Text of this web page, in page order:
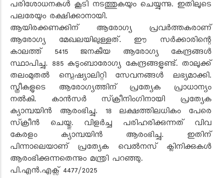
പരിശോധനകൾ കൂടി നടത്തുകയും ചെയ്യുന്നു. ഇതിലൂടെ
പലരേയും രക്ഷിക്കാനായി.
ആയിരക്കണക്കിന് ആരോഗ്യ പ്രവർത്തകരാണ്
ആരോഗ്യ മേഖലയിലുള്ളത്. ഈ സർക്കാരിന്റെ
കാലത്ത് 5415 ജനകീയ ആരോഗ്യ കേന്ദ്രങ്ങൾ
സ്ഥാപിച്ചു. 885 കുടുംബാരോഗ്യ കേന്ദ്രങ്ങളുണ്ട്. താലൂക്ക്
തലംമുതൽ സ്പെഷ്യാലിറ്റി സേവനങ്ങൾ ലഭ്യമാക്കി.
സ്ത്രീകളുടെ ആരോഗ്യത്തിന് പ്രത്യേക പ്രാധാന്യം
നൽകി. കാൻസർ സ്‌ക്രീനിംഗിനായി പ്രത്യേക
ക്യാമ്പയിൻ ആരംഭിച്ചു. 18 ലക്ഷത്തിലധികം പേരെ
സ്‌ക്രീൻ ചെയ്തു. വിളർച്ച പരിഹരിക്കുന്നത് വിവ
കേരളം ക്യാമ്പയിൻ ആരംഭിച്ചു. ഇതിന്
പിന്നാലെയാണ് പ്രത്യേക വെൽനസ് ക്ലിനിക്കുകൾ
ആരംഭിക്കുന്നതെന്നും മന്ത്രി പറഞ്ഞു.
പി.എൻ.എക്സ് 4477/2025